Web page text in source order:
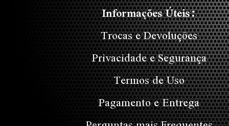
Informações Úteis:
Trocas e Devoluções
Privacidade e Segurança
Termos de Uso
Pagamento e Entrega